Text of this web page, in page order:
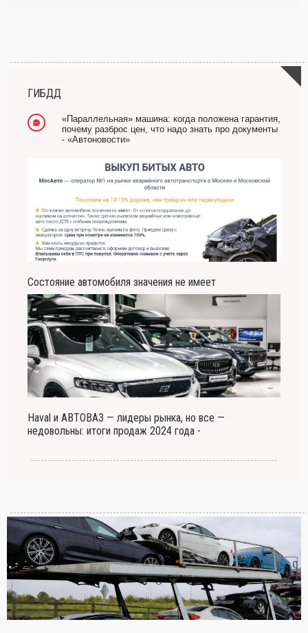
ГИБДД
«Параллельная» машина: когда положена гарантия,
почему разброс цен, что надо знать про документы
- «Автоновости»
Состояние автомобиля значения не имеет
Haval и АВТОВАЗ — лидеры рынка, но все —
недовольны: итоги продаж 2024 года -